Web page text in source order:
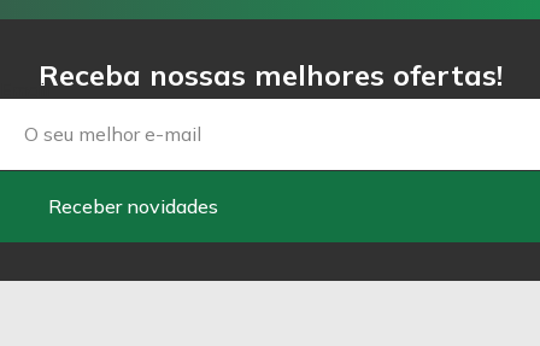
Receba nossas melhores ofertas!
Email
Receber novidades